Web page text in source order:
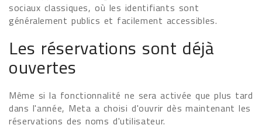
sociaux classiques, où les identifiants sont
généralement publics et facilement accessibles.
Les réservations sont déjà
ouvertes
Même si la fonctionnalité ne sera activée que plus tard
dans l'année, Meta a choisi d'ouvrir dès maintenant les
réservations des noms d'utilisateur.